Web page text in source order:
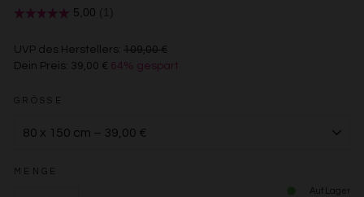
UVP des Herstellers: 109,00 €€109,00
Dein Preis: 39,00 € 64% gespart
GRÖSSE
MENGE
Auf Lager